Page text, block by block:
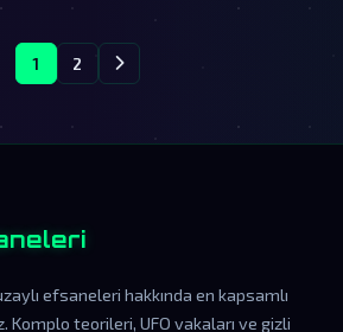
1 2
efsaneleri hakkında en kapsamlı
Komplo teorileri, UFO vakaları ve gizli